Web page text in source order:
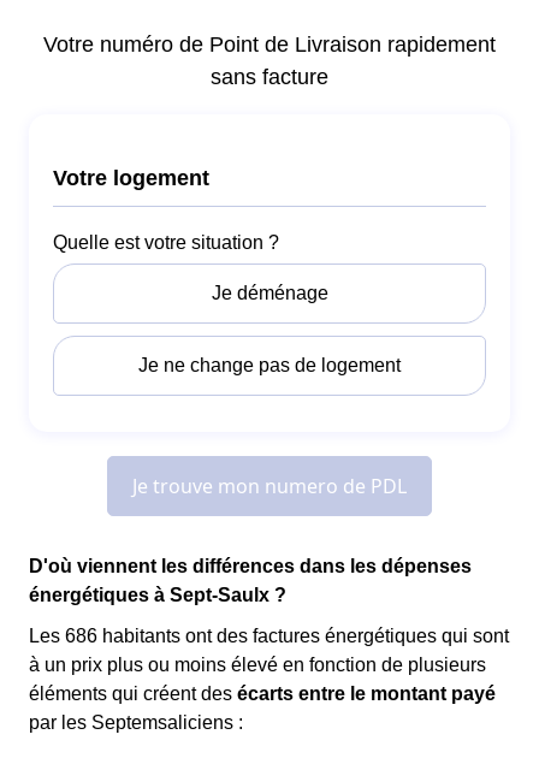
D'où viennent les différences dans les dépenses
énergétiques à Sept-Saulx ?
Les 686 habitants ont des factures énergétiques qui sont
à un prix plus ou moins élevé en fonction de plusieurs
éléments qui créent des écarts entre le montant payé
par les Septemsaliciens :